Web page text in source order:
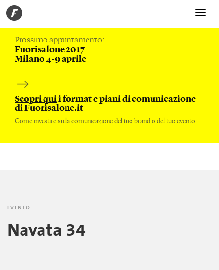
Toggle
Prossimo appuntamento:
Fuorisalone 2017
Milano 4-9 aprile
Scopri quii format e piani di comunicazione
di Fuorisalone.it
Come investire sulla comunicazione del tuo brand o del tuo evento.
EVENTO
Navata 34